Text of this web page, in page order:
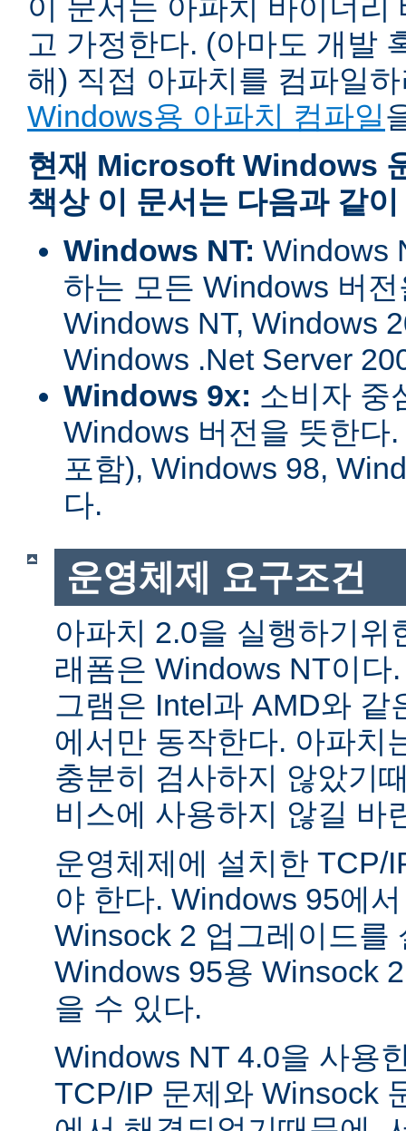
이 문서는 아파치 바이너리
고 가정한다. (아마도 개발
해) 직접 아파치를 컴파일
Windows용 아파치 컴파일
현재 Microsoft Windows
책상 이 문서는 다음과 같
Windows NT: Windows
하는 모든 Windows 버
Windows NT, Windows
Windows .Net Server
Windows 9x: 소비자 중
Windows 버전을 뜻한다
포함), Windows 98,
다.
운영체제 요구조건
아파치 2.0을 실행하기위
래폼은 Windows NT이다
그램은 Intel과 AMD와 같
에서만 동작한다. 아파치
충분히 검사하지 않았기
비스에 사용하지 않길 바
운영체제에 설치한 TCP/
야 한다. Windows 95에
Winsock 2 업그레이드를
Windows 95용 Winsock
을 수 있다.
Windows NT 4.0을 사용
TCP/IP 문제와 Winsock